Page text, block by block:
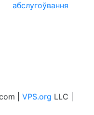
абслугоўвання
| VPS.org LLC |